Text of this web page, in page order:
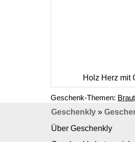
Holz Herz mit
Geschenk-Themen:
Geschenkly »
Über Geschenkly